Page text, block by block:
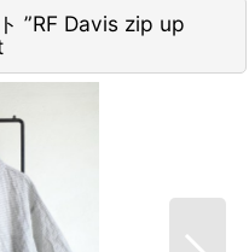
”RF Davis zip up